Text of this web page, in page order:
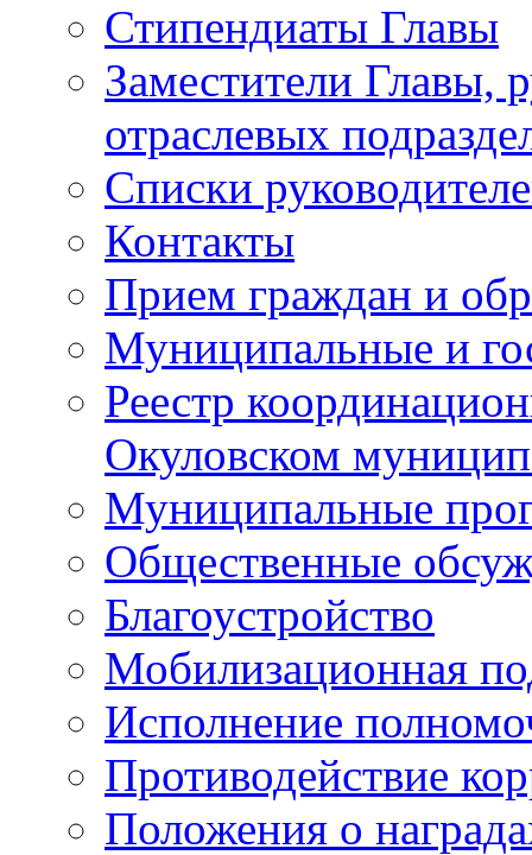
Стипендиаты Главы
Заместители Главы,
отраслевых
Списки
Контакты
Прием граждан и
Муниципальные и
Реестр
Окуловском
Муниципальные
Общественные
Благоустройство
Мобилизационная
Исполнение
Противодействие
Положения о